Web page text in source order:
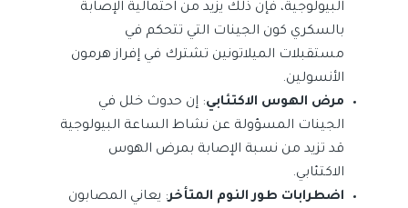
البيولوجية، فإن ذلك يزيد من احتمالية الإصابة
بالسكري كون الجينات التي تتحكم في
مستقبلات الميلاتونين تشترك في إفراز هرمون
الأنسولين.
مرض الهوس الاكتئابي: إن حدوث خلل في
الجينات المسؤولة عن نشاط الساعة البيولوجية
قد تزيد من نسبة الإصابة بمرض الهوس
الاكتئابي.
اضطرابات طور النوم المتأخر: يعاني المصابون